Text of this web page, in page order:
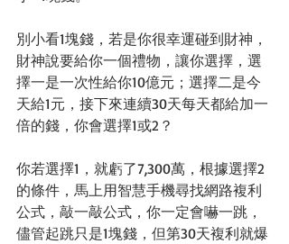
別小看1塊錢，若是你很幸運碰到財神，
財神說要給你一個禮物，讓你選擇，選
擇一是一次性給你10億元；選擇二是今
天給1元，接下來連續30天每天都給加一
倍的錢，你會選擇1或2？
你若選擇1，就虧了7,300萬，根據選擇2
的條件，馬上用智慧手機尋找網路複利
公式，敲一敲公式，你一定會嚇一跳，
儘管起跳只是1塊錢，但第30天複利就爆